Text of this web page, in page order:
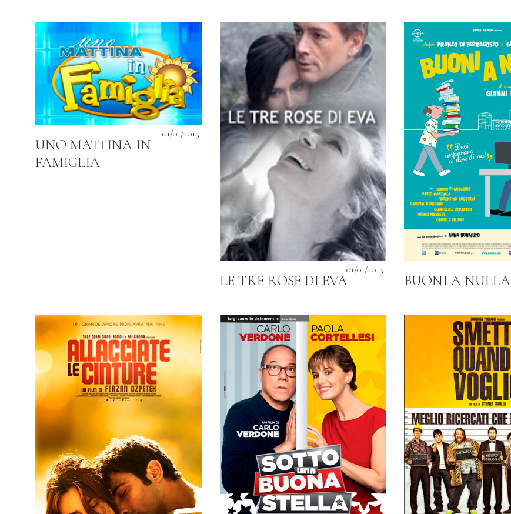
01/01/2015
UNO MATTINA IN
FAMIGLIA
01/01/2015
LE TRE ROSE DI EVA BUONI A NULLA